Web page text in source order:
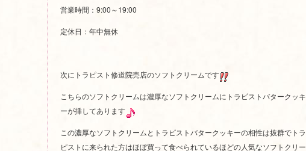
営業時間：9:00～19:00
定休日：年中無休
次にトラピスト修道院売店のソフトクリームです
こちらのソフトクリームは濃厚なソフトクリームにトラピストバタークッキ
ーが挿してあります
この濃厚なソフトクリームとトラピストバタークッキーの相性は抜群でトラ
ピストに来られた方はほぼ買って食べられているほどの人気なソフトクリー